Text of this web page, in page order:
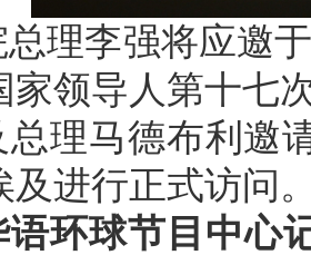
总理李强将应邀
家领导人第十七
总理马德布利邀
及进行正式访问
语环球节目中心